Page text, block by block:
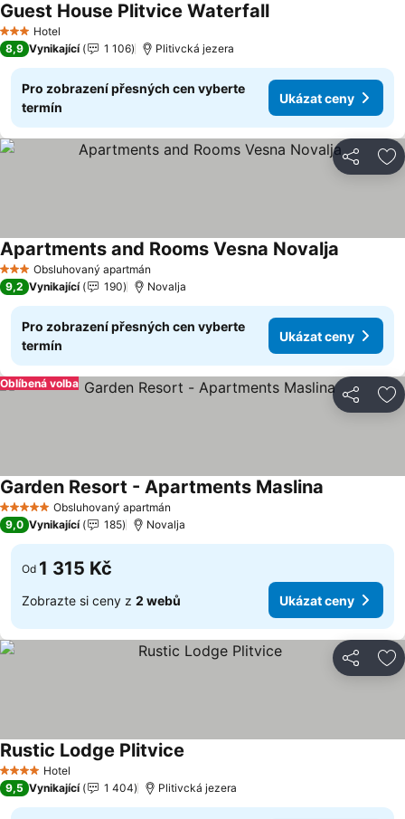
3 Počet hvězdiček
Hotel
Guest House Plitvice Waterfall
8,9 Vynikající 1 106 Plitivcká jezera
Pro zobrazení přesných cen vyberte
termín
Ukázat ceny
Sdílet
3 Počet hvězdiček
Obsluhovaný apartmán
Apartments and Rooms Vesna Novalja
9,2 Vynikající 190 Novalja
Pro zobrazení přesných cen vyberte
termín
Ukázat ceny
Sdílet
Oblíbená volba
5 Počet hvězdičekObsluhovaný apartmán
Garden Resort - Apartments Maslina
9,0 Vynikající 185 Novalja
Od 1 315 Kč
Zobrazte si ceny z 2 webů Ukázat ceny
Sdílet
4 Počet hvězdiček
Hotel
Rustic Lodge Plitvice
9,5 Vynikající 1 404 Plitivcká jezera